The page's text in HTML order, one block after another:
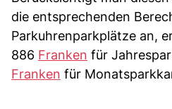
die entsprechenden
Parkuhrenparkplätze an,
886 Franken für
Franken für